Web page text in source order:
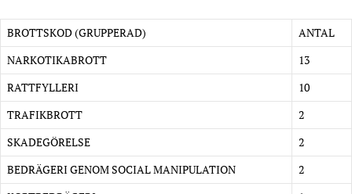
BROTTSKOD (GRUPPERAD)
ANTAL
NARKOTIKABROTT
13
RATTFYLLERI
10
TRAFIKBROTT
2
SKADEGÖRELSE
2
BEDRÄGERI GENOM SOCIAL MANIPULATION
2